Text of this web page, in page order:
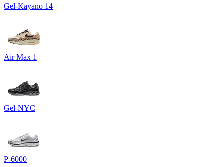
Gel-Kayano 14
Air Max 1
Gel-NYC
P-6000